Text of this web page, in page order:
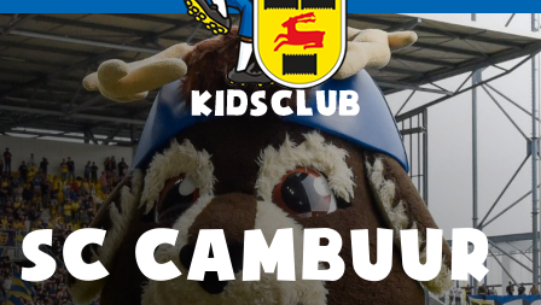
SC CAMBUUR